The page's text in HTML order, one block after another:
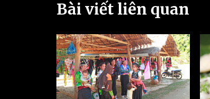
Bài viết liên quan